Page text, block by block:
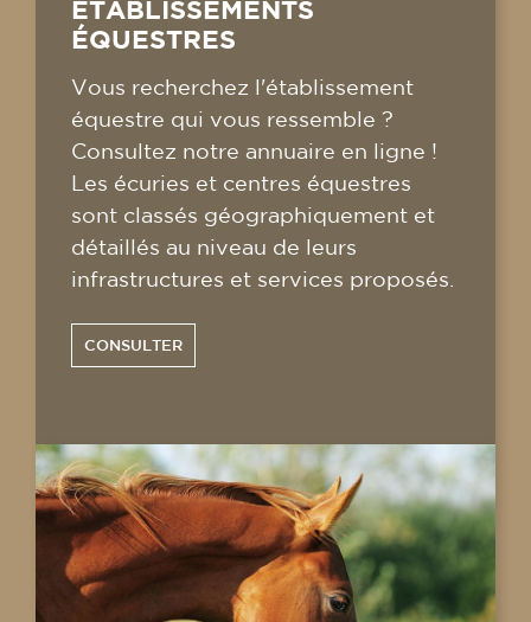
ÉTABLISSEMENTS
ÉQUESTRES
Vous recherchez l'établissement
équestre qui vous ressemble ?
Consultez notre annuaire en ligne !
Les écuries et centres équestres
sont classés géographiquement et
détaillés au niveau de leurs
infrastructures et services proposés.
CONSULTER